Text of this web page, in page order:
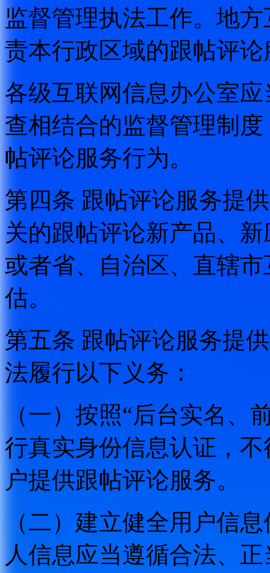
监督管理执法工作。地
责本行政区域的跟帖评
各级互联网信息办公室
查相结合的监督管理制
帖评论服务行为。
第四条 跟帖评论服务提
关的跟帖评论新产品、
或者省、自治区、直辖
估。
第五条 跟帖评论服务提
法履行以下义务：
（一）按照“后台实名、
行真实身份信息认证，
户提供跟帖评论服务。
（二）建立健全用户信
人信息应当遵循合法、